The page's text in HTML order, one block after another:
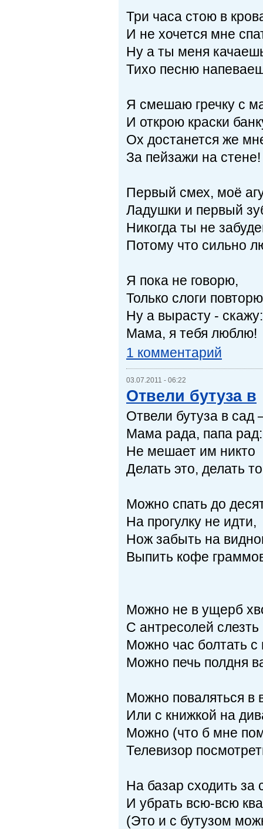
Три часа стою в
И не хочется мне
Ну а ты меня
Тихо песню
Я смешаю гречку с
И открою краски
Ох достанется же
За пейзажи на стене!
Первый смех, моё
Ладушки и первый
Никогда ты не
Потому что сильно
Я пока не говорю,
Только слоги
Ну а вырасту - скажу:
Мама, я тебя люблю!
1 комментарий
03.07.2011 - 06:22
Отвели бутуза в
Отвели бутуза в сад
Мама рада, папа рад:
Не мешает им никто
Делать это, делать
Можно спать до
На прогулку не идти,
Нож забыть на
Выпить кофе
Можно не в ущерб
С антресолей слезть
Можно час болтать с
Можно печь полдня
Можно поваляться в
Или с книжкой на
Можно (что б мне
Телевизор
На базар сходить за
И убрать всю-всю
(Это и с бутузом